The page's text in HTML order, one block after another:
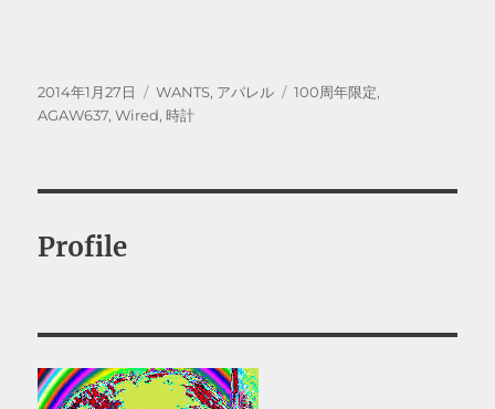
投
稿
2014年1月27日
カ
テ
WANTS, アパレル
タ
100周年限定,
AGAW637,Wired,時計
Profile